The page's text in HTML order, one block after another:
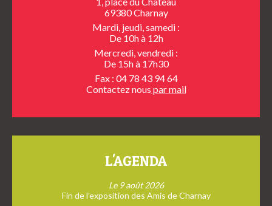
69380 Charnay
Mardi, jeudi, samedi :
De 10h à 12h
Mercredi, vendredi :
De 15h à 17h30
Fax : 04 78 43 94 64
Contactez nous par mail
L'AGENDA
Le 9 août 2026
Fin de l’exposition des Amis de Charnay